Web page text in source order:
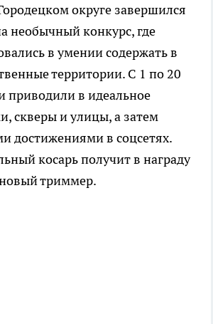
округе завершился
необычный конкурс, где
в умении содержать в
территории. С 1 по 20
приводили в идеальное
скверы и улицы, а затем
достижениями в соцсетях.
косарь получит в награду
триммер.